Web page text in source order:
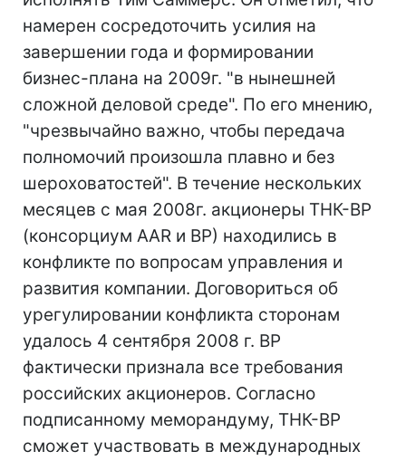
намерен сосредоточить усилия на
завершении года и формировании
бизнес-плана на 2009г. "в нынешней
сложной деловой среде". По его мнению,
"чрезвычайно важно, чтобы передача
полномочий произошла плавно и без
шероховатостей". В течение нескольких
месяцев с мая 2008г. акционеры ТНК-BP
(консорциум AAR и BP) находились в
конфликте по вопросам управления и
развития компании. Договориться об
урегулировании конфликта сторонам
удалось 4 сентября 2008 г. ВР
фактически признала все требования
российских акционеров. Согласно
подписанному меморандуму, ТНК-ВР
сможет участвовать в международных